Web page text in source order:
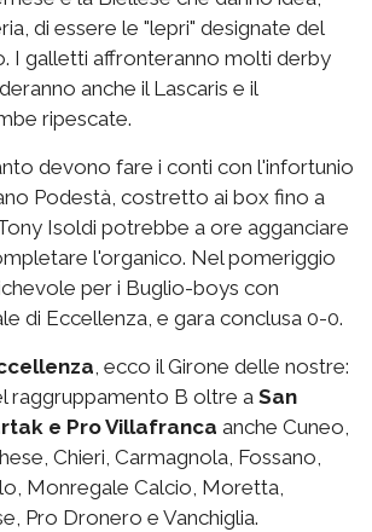
di essere le "lepri" designate del
I galletti affronteranno molti derby
anche il Lascaris e il
ripescate.
devono fare i conti con l'infortunio
Podestà, costretto ai box fino a
Isoldi potrebbe a ore agganciare
l'organico. Nel pomeriggio
per i Buglio-boys con
di Eccellenza, e gara conclusa 0-0.
, ecco il Girone delle nostre:
raggruppamento B oltre a San
e Pro Villafranca anche Cuneo,
Chieri, Carmagnola, Fossano,
Monregale Calcio, Moretta,
Pro Dronero e Vanchiglia.